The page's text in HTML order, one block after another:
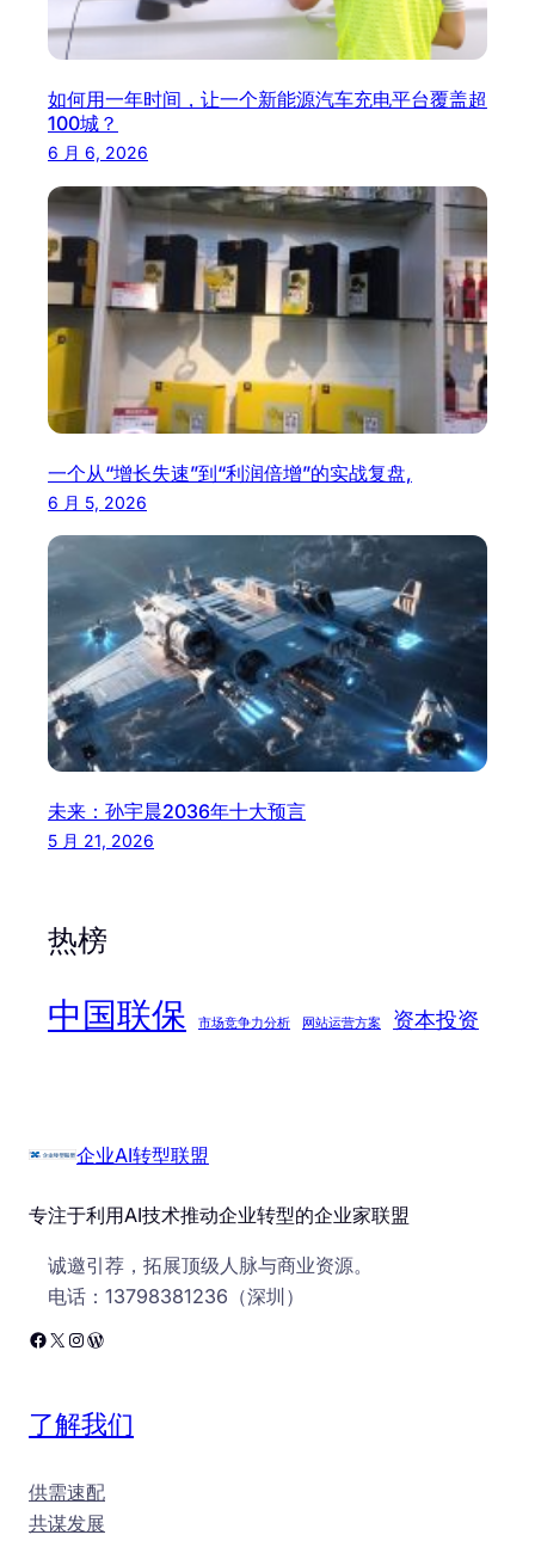
如何用一年时间，让一个新能源汽车充电平台覆盖超
100城？
6 月 6, 2026
一个从“增长失速”到“利润倍增”的实战复盘,
6 月 5, 2026
未来：孙宇晨2036年十大预言
5 月 21, 2026
热榜
中国联保 市场竞争力分析 网站运营方案 资本投资
企业AI转型联盟
专注于利用AI技术推动企业转型的企业家联盟
诚邀引荐，拓展顶级人脉与商业资源。
电话：13798381236（深圳）
Facebook X Instagram WordPress
了解我们
供需速配
共谋发展